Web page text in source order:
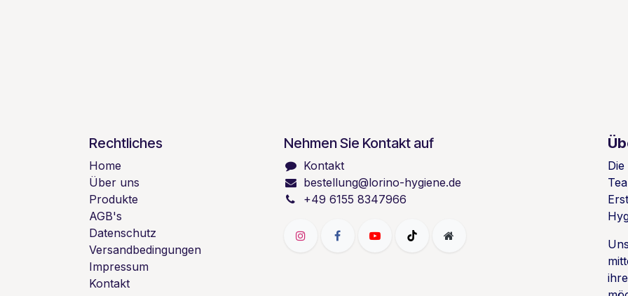
Rechtliches
Home
Über uns
Produkte
AGB's
Datenschutz
Versandbedingungen
Impressum
Kontakt
Nehmen Sie Kontakt auf
Kontakt
bestellung@lorino-hygiene.de
+49 6155 8347966